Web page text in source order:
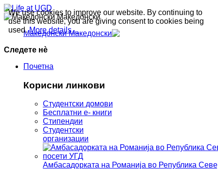
Македонски
Македонски
Следете нè
Почетна
Корисни линкови
Студентски домови
Бесплатни е- книги
Стипендии
Студентски
организации
Амбасадорката на Романија во Република
We use cookies to improve our website. By continuing to
use this website, you are giving consent to cookies being
used.More details…